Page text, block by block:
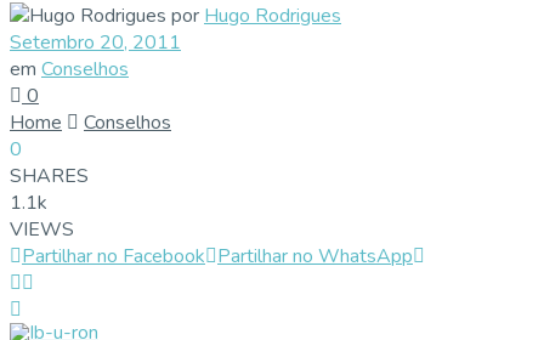
por Hugo Rodrigues
Setembro 20, 2011
em Conselhos
0
Home
Conselhos
0
SHARES
1.1k
VIEWS
Partilhar no Facebook Partilhar no WhatsApp